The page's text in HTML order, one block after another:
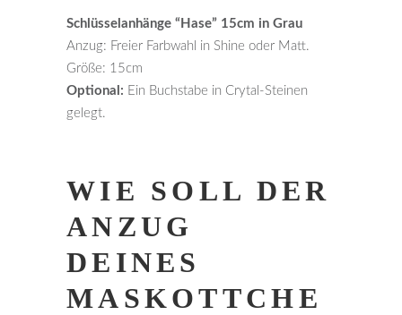
Schlüsselanhänge “Hase” 15cm in Grau
Anzug: Freier Farbwahl in Shine oder Matt.
Größe: 15cm
Optional: Ein Buchstabe in Crytal-Steinen
gelegt.
WIE SOLL DER
ANZUG
DEINES
MASKOTTCHE